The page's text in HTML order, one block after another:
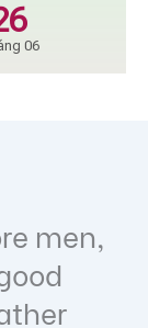
06
men,